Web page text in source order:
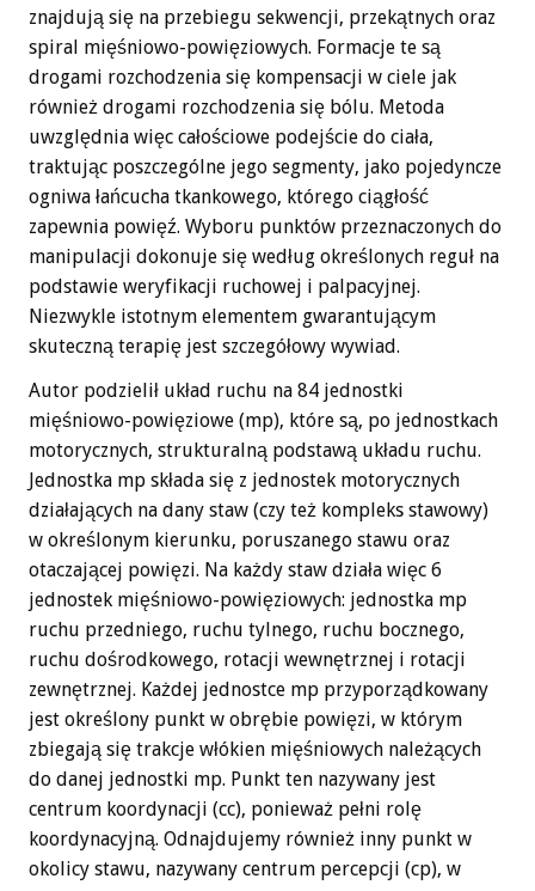
znajdują się na przebiegu sekwencji, przekątnych oraz
spiral mięśniowo-powięziowych. Formacje te są
drogami rozchodzenia się kompensacji w ciele jak
również drogami rozchodzenia się bólu. Metoda
uwzględnia więc całościowe podejście do ciała,
traktując poszczególne jego segmenty, jako pojedyncze
ogniwa łańcucha tkankowego, którego ciągłość
zapewnia powięź. Wyboru punktów przeznaczonych do
manipulacji dokonuje się według określonych reguł na
podstawie weryfikacji ruchowej i palpacyjnej.
Niezwykle istotnym elementem gwarantującym
skuteczną terapię jest szczegółowy wywiad.
Autor podzielił układ ruchu na 84 jednostki
mięśniowo-powięziowe (mp), które są, po jednostkach
motorycznych, strukturalną podstawą układu ruchu.
Jednostka mp składa się z jednostek motorycznych
działających na dany staw (czy też kompleks stawowy)
w określonym kierunku, poruszanego stawu oraz
otaczającej powięzi. Na każdy staw działa więc 6
jednostek mięśniowo-powięziowych: jednostka mp
ruchu przedniego, ruchu tylnego, ruchu bocznego,
ruchu dośrodkowego, rotacji wewnętrznej i rotacji
zewnętrznej. Każdej jednostce mp przyporządkowany
jest określony punkt w obrębie powięzi, w którym
zbiegają się trakcje włókien mięśniowych należących
do danej jednostki mp. Punkt ten nazywany jest
centrum koordynacji (cc), ponieważ pełni rolę
koordynacyjną. Odnajdujemy również inny punkt w
okolicy stawu, nazywany centrum percepcji (cp), w